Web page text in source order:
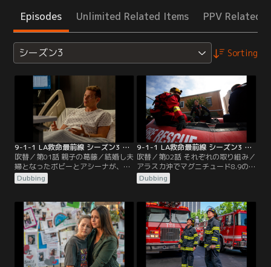
Episodes Unlimited Related Items PPV Related
シーズン3 Sorting
9-1-1 LA救命最前線 シーズン3 第01話／吹替
吹替／第01話 親子の葛藤／結婚し夫
婦となったボビーとアシーナが、家
でパーティーを開き職場の仲間たち
を招く。パーティーは休職していた
で、彼には内緒で計画されていた。
何も知らずに2人の家を訪れたバッ
クは、仲間たちのサプライズに感激
するが、しばらくすると体調に異変
が生じ、仲間たちの前で吐血する。
Dubbing
9-1-1 LA救命最前線 シーズン3 第02話／吹替
吹替／第02話 それぞれの取り組み／
アラスカ沖でマグニチュード8.9の地
震が発生し、カリフォルニアに津波
が到達する。マディのいるコールセ
ーナとボビーもそれぞれ対応に追わ
れていた。クリストファーを連れて
桟橋に来ていたバックは、周囲の
人々を助けつつ、クリストファーを
守る方法を必死で考えていた。
Dubbing